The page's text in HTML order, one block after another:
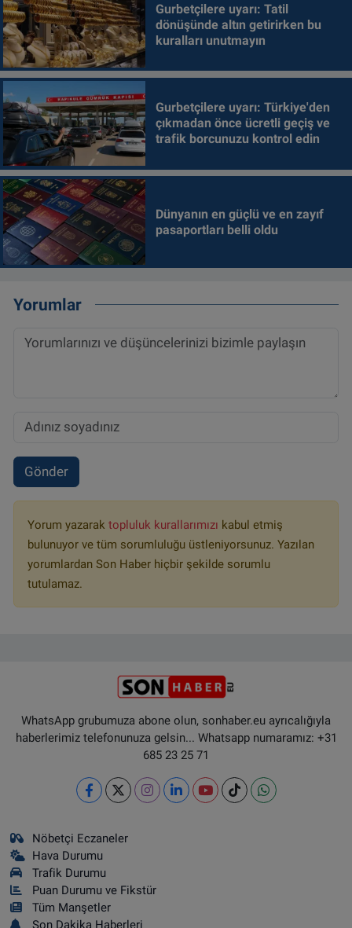
Gurbetçilere uyarı: Tatil
dönüşünde altın getirirken bu
kuralları unutmayın
Gurbetçilere uyarı: Türkiye'den
çıkmadan önce ücretli geçiş ve
trafik borcunuzu kontrol edin
Dünyanın en güçlü ve en zayıf
pasaportları belli oldu
Yorumlar
Gönder
Yorum yazarak topluluk kurallarımızı kabul etmiş
bulunuyor ve tüm sorumluluğu üstleniyorsunuz. Yazılan
yorumlardan Son Haber hiçbir şekilde sorumlu
tutulamaz.
WhatsApp grubumuza abone olun, sonhaber.eu ayrıcalığıyla
haberlerimiz telefonunuza gelsin... Whatsapp numaramız: +31
685 23 25 71
Nöbetçi Eczaneler
Hava Durumu
Trafik Durumu
Puan Durumu ve Fikstür
Tüm Manşetler
Son Dakika Haberleri